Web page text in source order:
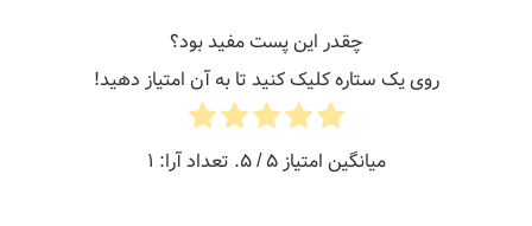
چقدر این پست مفید بود؟
روی یک ستاره کلیک کنید تا به آن امتیاز دهید!
میانگین امتیاز5/ 5. تعداد آرا: 1